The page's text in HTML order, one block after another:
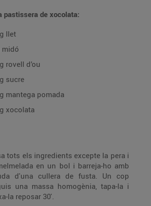
pastissera de xocolata:
llet
midó
rovell d’ou
sucre
mantega pomada
xocolata
tots els ingredients excepte la pera i
en un bol i barreja-ho amb
d'una cullera de fusta. Un cop
una massa homogènia, tapa-la i
la reposar 30'.